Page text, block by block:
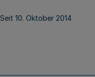
Seit 10. Oktober 2014